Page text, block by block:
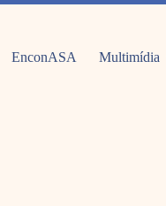
EnconASA Multimídia